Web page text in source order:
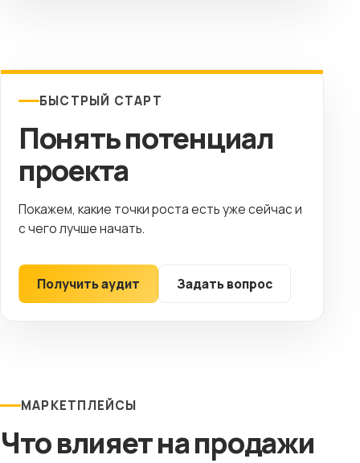
БЫСТРЫЙ СТАРТ
Понять потенциал
проекта
Покажем, какие точки роста есть уже сейчас и
с чего лучше начать.
Получить аудит Задать вопрос
МАРКЕТПЛЕЙСЫ
Что влияет на продажи